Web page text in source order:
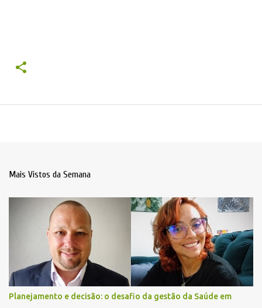
Mais Vistos da Semana
Planejamento e decisão: o desafio da gestão da Saúde em